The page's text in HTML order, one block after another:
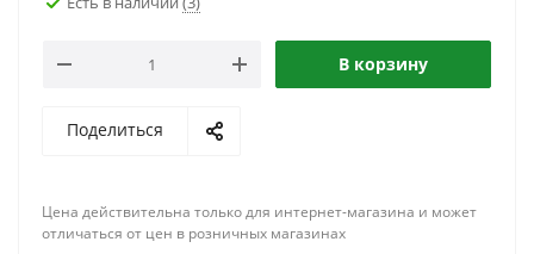
В корзину
Поделиться
Цена действительна только для интернет-магазина и может
отличаться от цен в розничных магазинах